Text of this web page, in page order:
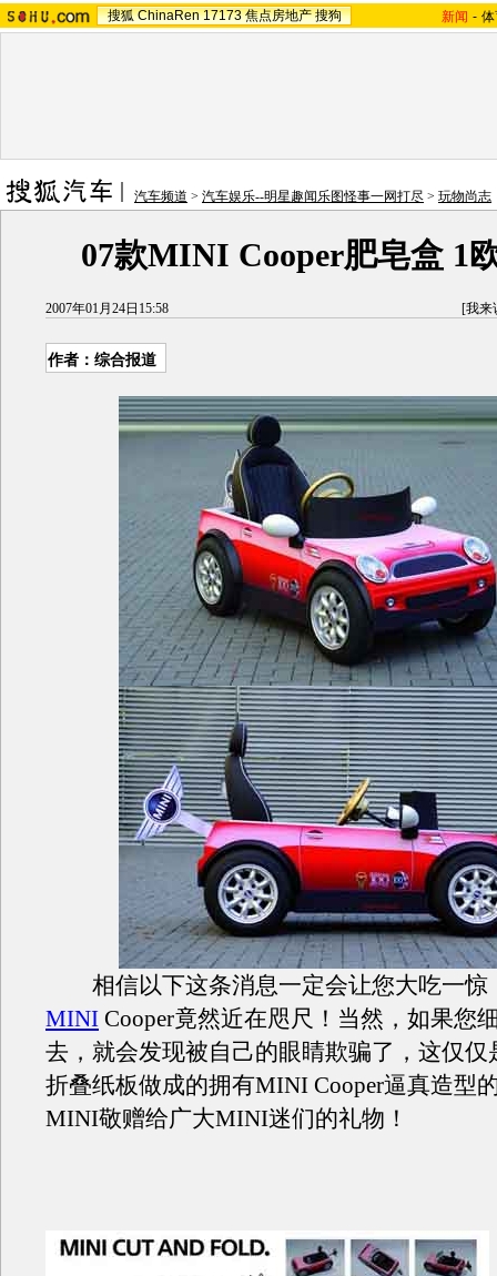
搜狐 ChinaRen 17173 焦点房地产 搜狗 新闻 -
汽车频道 > 汽车娱乐--明星趣闻乐图怪事一网打尽 > 玩物尚志
07款MINI Cooper肥皂盒 1
2007年01月24日15:58 [我来
作者：综合报道
相信以下这条消息一定会让您大吃一惊
MINI Cooper竟然近在咫尺！当然，如果您
去，就会发现被自己的眼睛欺骗了，这仅仅
折叠纸板做成的拥有MINI Cooper逼真造型
MINI敬赠给广大MINI迷们的礼物！